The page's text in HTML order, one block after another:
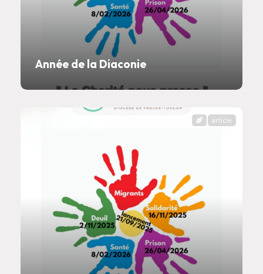
Année de la Diaconie
article